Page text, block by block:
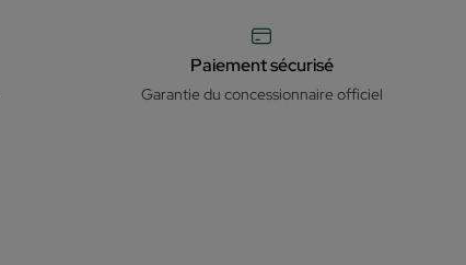
Paiement sécurisé
Garantie du concessionnaire officiel